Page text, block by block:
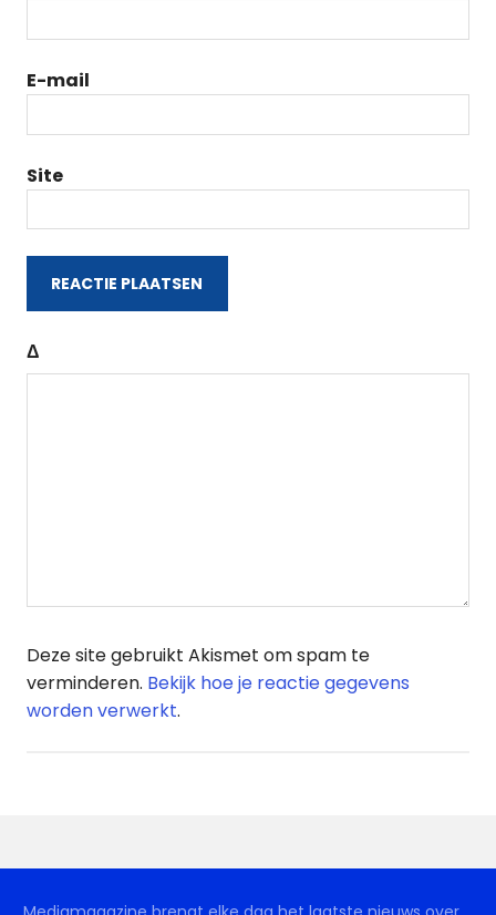
E-mail
Site
Δ
Deze site gebruikt Akismet om spam te
verminderen. Bekijk hoe je reactie gegevens
worden verwerkt.